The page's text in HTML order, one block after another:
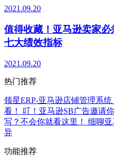
2021.09.20
值得收藏！亚马逊卖家
七大绩效指标
2021.09.20
热门推荐
领星ERP-亚马逊店铺管理系统
看！
叮！亚马逊SB广告邀请
写？不会你就看这里！
细聊亚
异
功能推荐